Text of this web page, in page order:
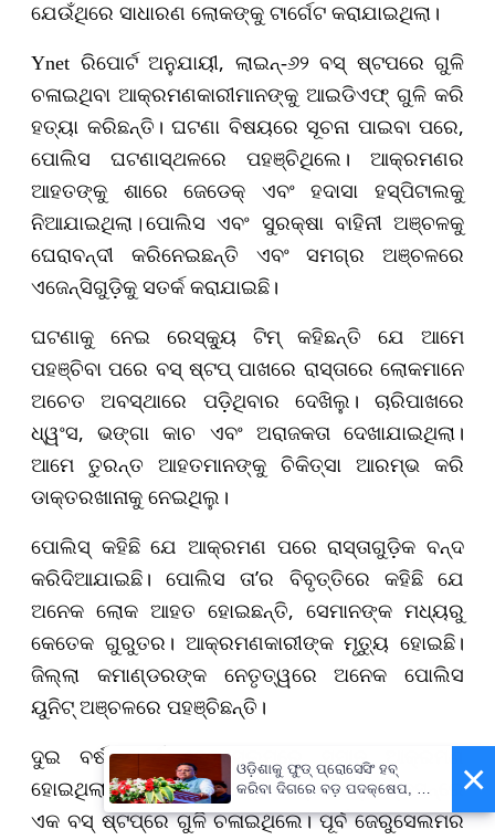
ଯେଉଁଥିରେ ସାଧାରଣ ଲୋକଙ୍କୁ ଟାର୍ଗେଟ କରାଯାଇଥିଲା।
Ynet ରିପୋର୍ଟ ଅନୁଯାୟୀ, ଲାଇନ୍-୬୨ ବସ୍ ଷ୍ଟପରେ ଗୁଳି
ଚଳାଇଥିବା ଆକ୍ରମଣକାରୀମାନଙ୍କୁ ଆଇଡିଏଫ୍ ଗୁଳି କରି
ହତ୍ୟା କରିଛନ୍ତି । ଘଟଣା ବିଷୟରେ ସୂଚନା ପାଇବା ପରେ,
ପୋଲିସ ଘଟଣାସ୍ଥଳରେ ପହଞ୍ଚିଥିଲେ। ଆକ୍ରମଣର
ଆହତଙ୍କୁ ଶାରେ ଜେଡେକ୍ ଏବଂ ହଦାସା ହସ୍ପିଟାଲକୁ
ନିଆଯାଇଥିଲା । ପୋଲିସ ଏବଂ ସୁରକ୍ଷା ବାହିନୀ ଅଞ୍ଚଳକୁ
ଘେରାବନ୍ଦୀ କରିନେଇଛନ୍ତି ଏବଂ ସମଗ୍ର ଅଞ୍ଚଳରେ
ଏଜେନ୍ସିଗୁଡ଼ିକୁ ସତର୍କ କରାଯାଇଛି।
ଘଟଣାକୁ ନେଇ ରେସ୍କ୍ୟୁ ଟିମ୍‌
କହିଛନ୍ତି ଯେ ଆମେ
ପହଞ୍ଚିବା ପରେ ବସ୍ ଷ୍ଟପ୍ ପାଖରେ ରାସ୍ତାରେ ଲୋକମାନେ
ଅଚେତ ଅବସ୍ଥାରେ ପଡ଼ିଥିବାର ଦେଖିଲୁ। ଚାରିପାଖରେ
ଧ୍ୱଂସ,ଭଙ୍ଗା କାଚ ଏବଂ ଅରାଜକତା ଦେଖାଯାଇଥିଲା।
ଆମେ ତୁରନ୍ତ ଆହତମାନଙ୍କୁ ଚିକିତ୍ସା ଆରମ୍ଭ କରି
ଡାକ୍ତରଖାନାକୁ ନେଇଥିଲୁ।
ପୋଲିସ୍ କହିଛି ଯେ ଆକ୍ରମଣ ପରେ ରାସ୍ତାଗୁଡ଼ିକ ବନ୍ଦ
କରିଦିଆଯାଇଛି । ପୋଲିସ ତା’ର ବିବୃତ୍ତିରେ କହିଛି ଯେ
ଅନେକ ଲୋକ ଆହତ ହୋଇଛନ୍ତି, ସେମାନଙ୍କ ମଧ୍ୟରୁ
କେତେକ ଗୁରୁତର। ଆକ୍ରମଣକାରୀଙ୍କ ମୃତ୍ୟୁ ହୋଇଛି।
ଜିଲ୍ଲା କମାଣ୍ଡରଙ୍କ ନେତୃତ୍ୱରେ ଅନେକ ପୋଲିସ
ୟୁନିଟ୍ ଅଞ୍ଚଳରେ ପହଞ୍ଚିଛନ୍ତି।
ଦୁଇ ବର୍ଷ ପୂର୍ବେ ଜେରୁସେ
ଲମରେ ସମାନ ଆକ୍ରମଣ
ହୋଇଥିଲା।ବନ୍ଧୁକଧାରୀମାନେ ଗିଭାଟ୍ ଶାଉଲ୍ ଜଙ୍କସନ୍‌ରେ
ଏକ ବସ୍ ଷ୍ଟପ୍‌ରେ ଗୁଳି ଚଳାଇଥିଲେ। ପୂର୍ବ ଜେରୁସେଲମର
×
ଓଡ଼ିଶାକୁ ଫୁଡ୍ ପ୍ରୋସେସିଂ ହବ୍
କରିବା ଦିଗରେ ବଡ଼ ପଦକ୍ଷେପ, ୪୨